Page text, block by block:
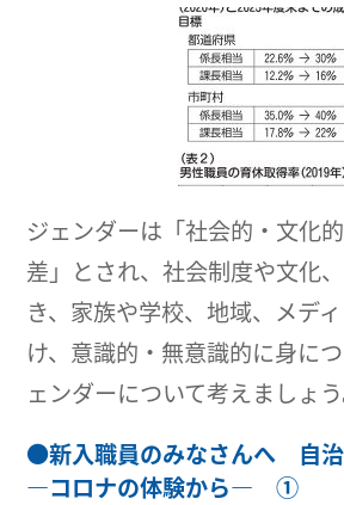
ジェンダーは「社会的・文化
差」とされ、社会制度や文化
き、家族や学校、地域、メデ
け、意識的・無意識的に身に
ェンダーについて考えましょう
●新入職員のみなさんへ 自
―コロナの体験から― ①